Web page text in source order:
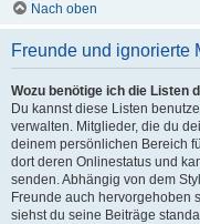
Nach oben
Freunde und ignorierte
Wozu benötige ich die Listen
Du kannst diese Listen
verwalten. Mitglieder, die du
deinem persönlichen Bereich
dort deren Onlinestatus und
senden. Abhängig von dem
Freunde auch hervorgehoben
siehst du seine Beiträge